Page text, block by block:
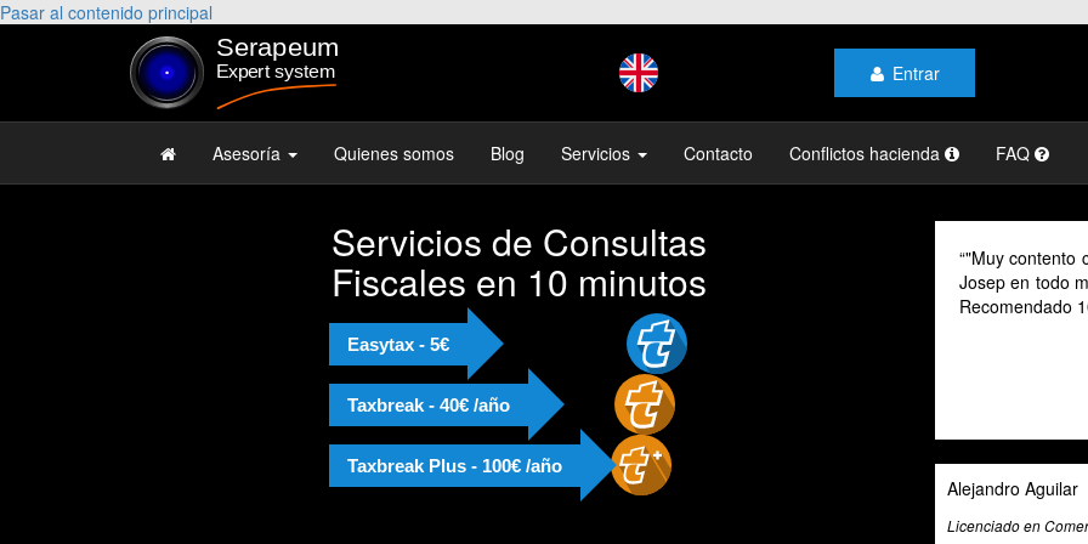
Pasar al contenido principal
Entrar
Asesoría Quienes somos Blog Servicios Contacto Conflictos hacienda FAQ
Servicios de Consultas
Fiscales en 10 minutos
Easytax - 5€
Taxbreak - 40€ /año
Taxbreak Plus - 100€ /año
"Muy contento
Josep en todo
Recomendado
Alejandro Aguilar
Licenciado en